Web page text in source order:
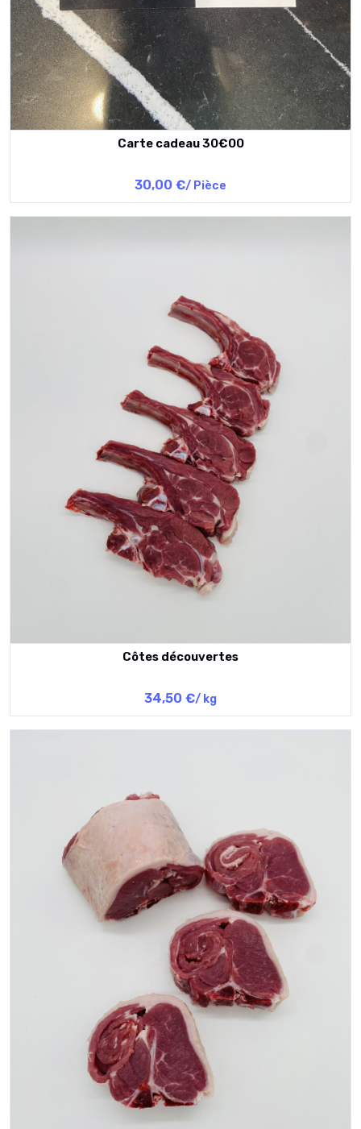
Carte cadeau 30€00
30,00 €/ Pièce
Côtes découvertes
34,50 €/ kg